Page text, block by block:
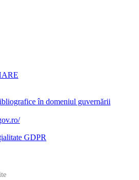
în domeniul guvernării
GDPR